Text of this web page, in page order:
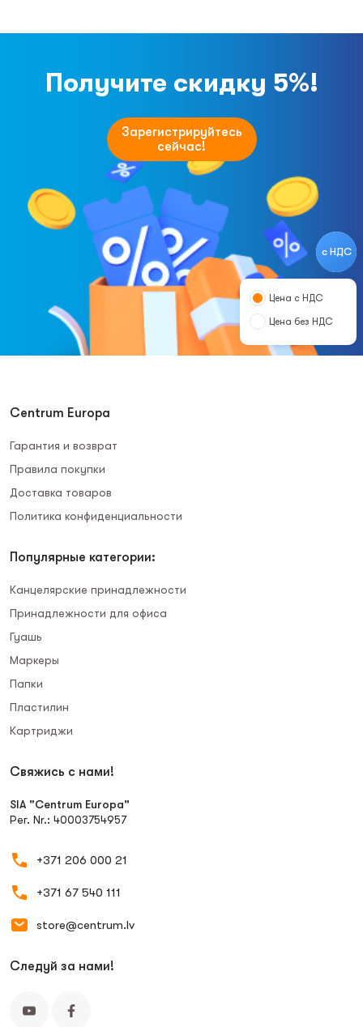
с НДС
Цена с НДС
Цена без НДС
Получите скидку 5%!
Зарегистрируйтесь
сейчас!
Centrum Europa
Гарантия и возврат
Правила покупки
Доставка товаров
Политика конфиденциальности
Популярные категории:
Канцелярские принадлежности
Принадлежности для офиса
Гуашь
Маркеры
Папки
Пластилин
Картриджи
Свяжись с нами!
SIA "Centrum Europa"
Рег. Nr.: 40003754957
+371 206 000 21
+371 67 540 111
store@centrum.lv
Следуй за нами!